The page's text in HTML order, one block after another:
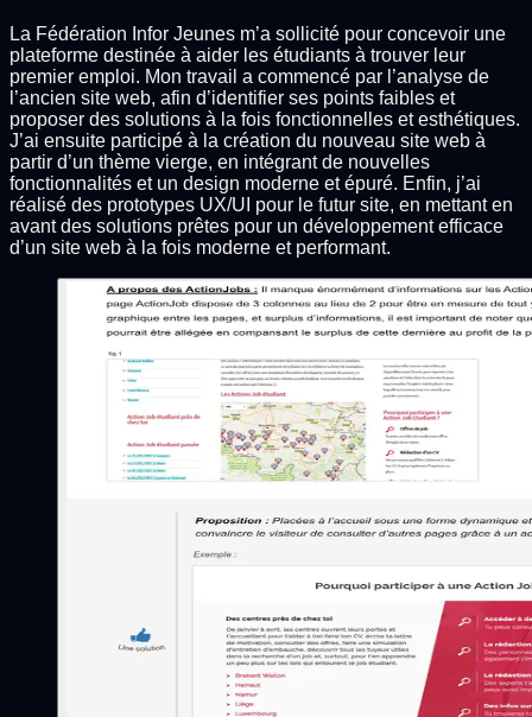
La Fédération Infor Jeunes m’a sollicité pour concevoir une
plateforme destinée à aider les étudiants à trouver leur
premier emploi. Mon travail a commencé par l’analyse de
l’ancien site web, afin d’identifier ses points faibles et
proposer des solutions à la fois fonctionnelles et esthétiques.
J’ai ensuite participé à la création du nouveau site web à
partir d’un thème vierge, en intégrant de nouvelles
fonctionnalités et un design moderne et épuré. Enfin, j’ai
réalisé des prototypes UX/UI pour le futur site, en mettant en
avant des solutions prêtes pour un développement efficace
d’un site web à la fois moderne et performant.